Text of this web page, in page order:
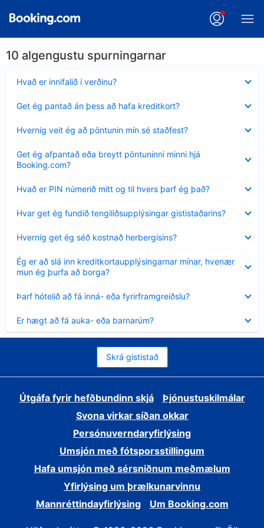
10 algengustu spurningarnar
Hvað er innifalið í verðinu?
sýnt
Get ég pantað án þess að hafa kreditkort?
sýnt
Hvernig veit ég að pöntunin mín sé staðfest?
sýnt
Get ég afpantað eða breytt pöntuninni minni hjá
Booking.com?
sýnt
Hvað er PIN númerið mitt og til hvers þarf ég það?
sýnt
Hvar get ég fundið tengiliðsupplýsingar gististaðarins?
sýnt
Hvernig get ég séð kostnað herbergisins?
sýnt
Ég er að slá inn kreditkortaupplýsingarnar mínar, hvenær
mun ég þurfa að borga?
Minna
sýnt
Þarf hótelið að fá inná- eða fyrirframgreiðslu?
sýnt
Er hægt að fá auka- eða barnarúm?
sýnt
Skrá gististað
Útgáfa fyrir hefðbundinn skjá
Þjónustuskilmálar
Svona virkar síðan okkar
Persónuverndaryfirlýsing
Umsjón með fótsporsstillingum
Hafa umsjón með sérsniðnum meðmælum
Yfirlýsing um þrælkunarvinnu
Mannréttindayfirlýsing
Um Booking.com